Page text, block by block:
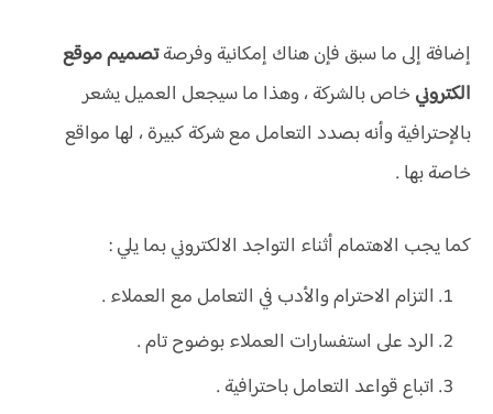
إضافة إلى ما سبق فإن هناك إمكانية وفرصةتصميم موقع
الكترونيخاص بالشركة ، وهذا ما سيجعل العميل يشعر
بالإحترافية وأنه بصدد التعامل مع شركة كبيرة ، لها مواقع
خاصة بها .
كما يجب الاهتمام أثناء التواجد الالكتروني بما يلي :
التزام الاحترام والأدب في التعامل مع العملاء .
الرد على استفسارات العملاء بوضوح تام .
اتباع قواعد التعامل باحترافية .